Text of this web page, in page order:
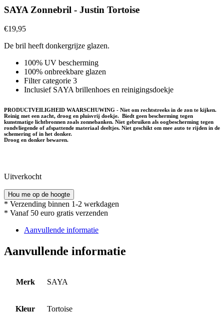
SAYA Zonnebril - Justin Tortoise
€19,95
De bril heeft donkergrijze glazen.
100% UV bescherming
100% onbreekbare glazen
Filter categorie 3
Inclusief SAYA brillenhoes en reinigingsdoekje
PRODUCTVEILIGHEID WAARSCHUWING - Niet om rechtstreeks in de zon te kijken.
Reinig met een zacht, droog en pluisvrij doekje. Biedt geen bescherming tegen
kunstmatige lichtbronnen zoals zonnebanken. Niet gebruiken als oogbescherming tegen
rondvliegende of afspattende materiaal deeltjes. Niet geschikt om mee auto te rijden in de
schemering of in het donker.
Droog en donker bewaren.
Uitverkocht
Hou me op de hoogte
* Verzending binnen 1-2 werkdagen
* Vanaf 50 euro gratis verzenden
Aanvullende informatie
Aanvullende informatie
Merk SAYA
Kleur Tortoise